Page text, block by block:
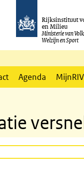
Rijksinstituut
en Milieu
Ministerie van
Welzijn en Sport
Agenda